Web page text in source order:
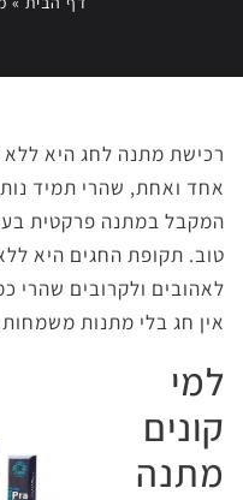
רכישת מתנה לחג היא
אחד ואחת, שהרי תמיד
המקבל במתנה פרקטית
טוב. תקופת החגים היא
לאהובים ולקרובים שהרי
אין חג בלי מתנות
למי
קונים
מתנה